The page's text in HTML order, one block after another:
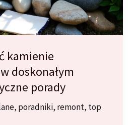
kamienie
doskonałym
porady
, poradniki, remont, top